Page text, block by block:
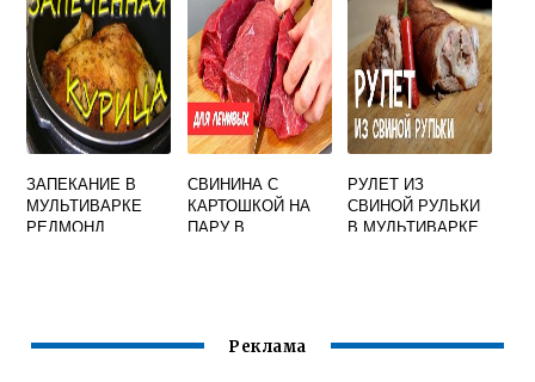
ЗАПЕКАНИЕ В
МУЛЬТИВАРКЕ
РЕДМОНД
СВИНИНА С
КАРТОШКОЙ НА
ПАРУ В
РУЛЕТ ИЗ
СВИНОЙ РУЛЬКИ
В МУЛЬТИВАРКЕ
Реклама